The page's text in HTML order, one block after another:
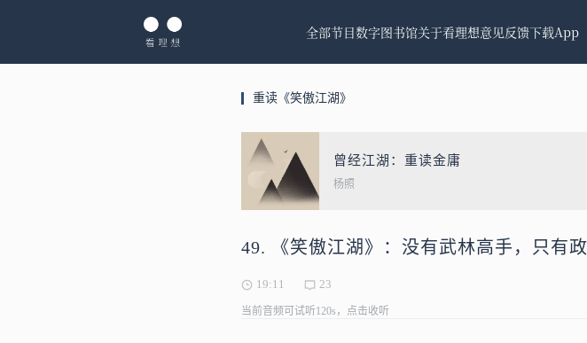
全部节目数字图书馆关于看理想意见反馈下载App
重读《笑傲江湖》
曾经江湖：重读金庸
杨照
49. 《笑傲江湖》：没有武林高手，只有
19:11 23
当前音频可试听120s，点击收听